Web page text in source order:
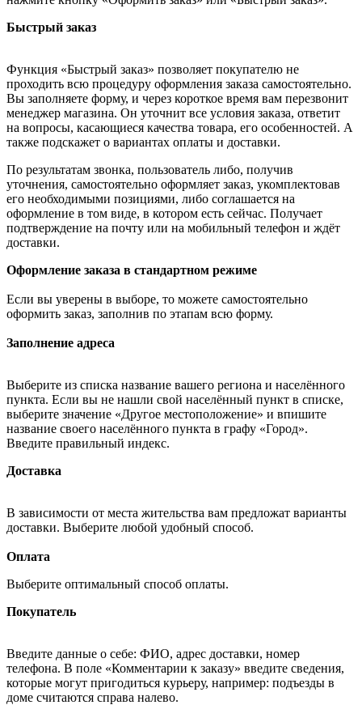
Быстрый заказ
Функция «Быстрый заказ» позволяет покупателю не
проходить всю процедуру оформления заказа самостоятельно.
Вы заполняете форму, и через короткое время вам перезвонит
менеджер магазина. Он уточнит все условия заказа, ответит
на вопросы, касающиеся качества товара, его особенностей. А
также подскажет о вариантах оплаты и доставки.
По результатам звонка, пользователь либо, получив
уточнения, самостоятельно оформляет заказ, укомплектовав
его необходимыми позициями, либо соглашается на
оформление в том виде, в котором есть сейчас. Получает
подтверждение на почту или на мобильный телефон и ждёт
доставки.
Оформление заказа в стандартном режиме
Если вы уверены в выборе, то можете самостоятельно
оформить заказ, заполнив по этапам всю форму.
Заполнение адреса
Выберите из списка название вашего региона и населённого
пункта. Если вы не нашли свой населённый пункт в списке,
выберите значение «Другое местоположение» и впишите
название своего населённого пункта в графу «Город».
Введите правильный индекс.
Доставка
В зависимости от места жительства вам предложат варианты
доставки. Выберите любой удобный способ.
Оплата
Выберите оптимальный способ оплаты.
Покупатель
Введите данные о себе: ФИО, адрес доставки, номер
телефона. В поле «Комментарии к заказу» введите сведения,
которые могут пригодиться курьеру, например: подъезды в
доме считаются справа налево.